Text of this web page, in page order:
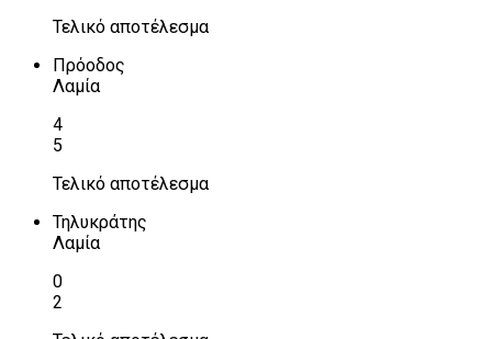
Τελικό αποτέλεσμα
Πρόοδος
Λαμία
4
5
Τελικό αποτέλεσμα
Τηλυκράτης
Λαμία
0
2